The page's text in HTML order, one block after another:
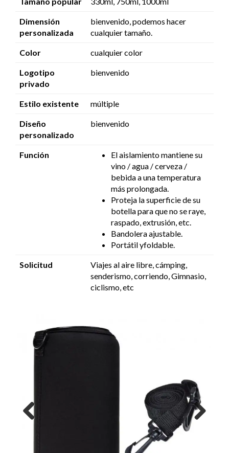
Dimensión
personalizada
bienvenido, podemos hacer
cualquier tamaño.
Color cualquier color
Logotipo
privado
bienvenido
Estilo existente múltiple
Diseño
personalizado
bienvenido
Función
El aislamiento mantiene su
vino / agua / cerveza /
bebida a una temperatura
más prolongada.
Proteja la superficie de su
botella para que no se raye,
raspado, extrusión, etc.
Bandolera ajustable.
Portátil yfoldable.
Solicitud
Viajes al aire libre, cámping,
senderismo, corriendo, Gimnasio,
ciclismo, etc
Next